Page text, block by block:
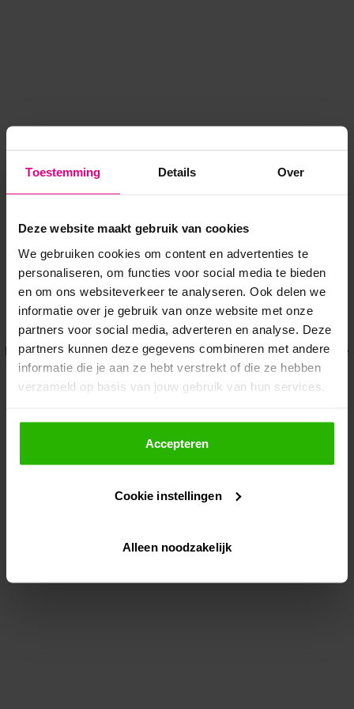
Toestemming Details Over
Deze website maakt gebruik van cookies
We gebruiken cookies om content en advertenties te
personaliseren, om functies voor social media te bieden
en om ons websiteverkeer te analyseren. Ook delen we
informatie over je gebruik van onze website met onze
partners voor social media, adverteren en analyse. Deze
partners kunnen deze gegevens combineren met andere
informatie die je aan ze hebt verstrekt of die ze hebben
verzameld op basis van jouw gebruik van hun services.
Als je op "Accepteer" klikt, dan geef je Voordeeluitjes.nl
toestemming om cookies voor social media en
gepersonaliseerde advertenties te plaatsen.
Lees hier meer over in onsprivacybeleid
Via "Cookie instellingen" kun je ook zelf instellen welke
Accepteren
Cookie instellingen
Alleen noodzakelijk
Application error: a client-side exception has occurred while
loadingwww.voordeeluitjes.nl (see the browser console for more
information).